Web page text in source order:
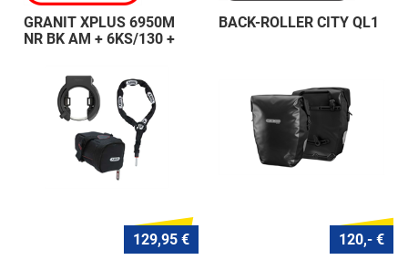
GRANIT XPLUS 6950M
NR BK AM + 6KS/130 +
129,95 €
BACK-ROLLER CITY QL1
120,- €